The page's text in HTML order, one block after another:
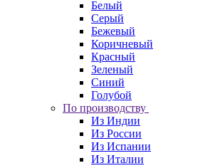
Белый
Серый
Бежевый
Коричневый
Красный
Зеленый
Синий
Голубой
По производству
Из Индии
Из России
Из Испании
Из Италии